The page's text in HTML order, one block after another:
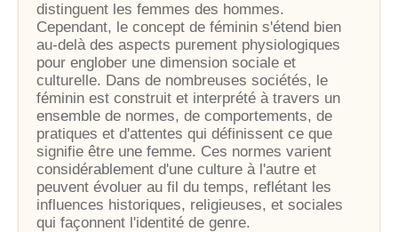
distinguent les femmes des hommes.
Cependant, le concept de féminin s'étend bien
au-delà des aspects purement physiologiques
pour englober une dimension sociale et
culturelle. Dans de nombreuses sociétés, le
féminin est construit et interprété à travers un
ensemble de normes, de comportements, de
pratiques et d'attentes qui définissent ce que
signifie être une femme. Ces normes varient
considérablement d'une culture à l'autre et
peuvent évoluer au fil du temps, reflétant les
influences historiques, religieuses, et sociales
qui façonnent l'identité de genre.